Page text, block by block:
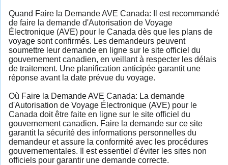
Quand Faire la Demande AVE Canada: Il est recommandé
de faire la demande d'Autorisation de Voyage
Électronique (AVE) pour le Canada dès que les plans de
voyage sont confirmés. Les demandeurs peuvent
soumettre leur demande en ligne sur le site officiel du
gouvernement canadien, en veillant à respecter les délais
de traitement. Une planification anticipée garantit une
réponse avant la date prévue du voyage.
Où Faire la Demande AVE Canada: La demande
d'Autorisation de Voyage Électronique (AVE) pour le
Canada doit être faite en ligne sur le site officiel du
gouvernement canadien. Faire la demande sur ce site
garantit la sécurité des informations personnelles du
demandeur et assure la conformité avec les procédures
gouvernementales. Il est essentiel d'éviter les sites non
officiels pour garantir une demande correcte.